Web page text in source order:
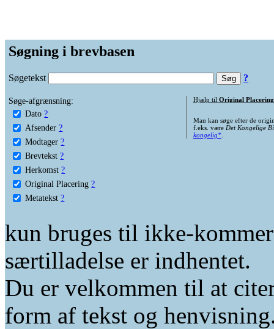
Søgning i brevbasen
Søgetekst ?
Søge-afgrænsning:
Dato ?
Afsender ?
Modtager ?
Brevtekst ?
Herkomst ?
Original Placering ?
Metatekst ?
Hjælp til Original Placering
Man kan søge efter de
f.eks. være Det Kongelige
kongelig*.
kun bruges til ikke-
særtilladelse er indhentet.
Du er velkommen til at
form af tekst og